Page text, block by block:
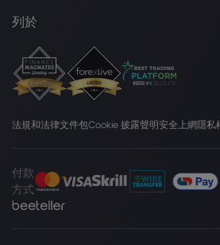
列於
法規和法律文件包Cookie 披露聲明安全上網隱私
付款
方式